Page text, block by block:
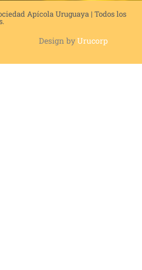
Apícola Uruguaya | Todos los
Design byUrucorp